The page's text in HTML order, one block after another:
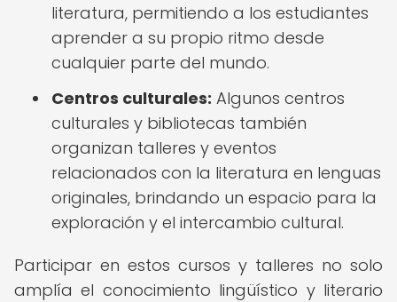
literatura, permitiendo a los estudiantes
aprender a su propio ritmo desde
cualquier parte del mundo.
Centros culturales: Algunos centros
culturales y bibliotecas también
organizan talleres y eventos
relacionados con la literatura en lenguas
originales, brindando un espacio para la
exploración y el intercambio cultural.
Participar en estos cursos y talleres no solo
amplía el conocimiento lingüístico y literario